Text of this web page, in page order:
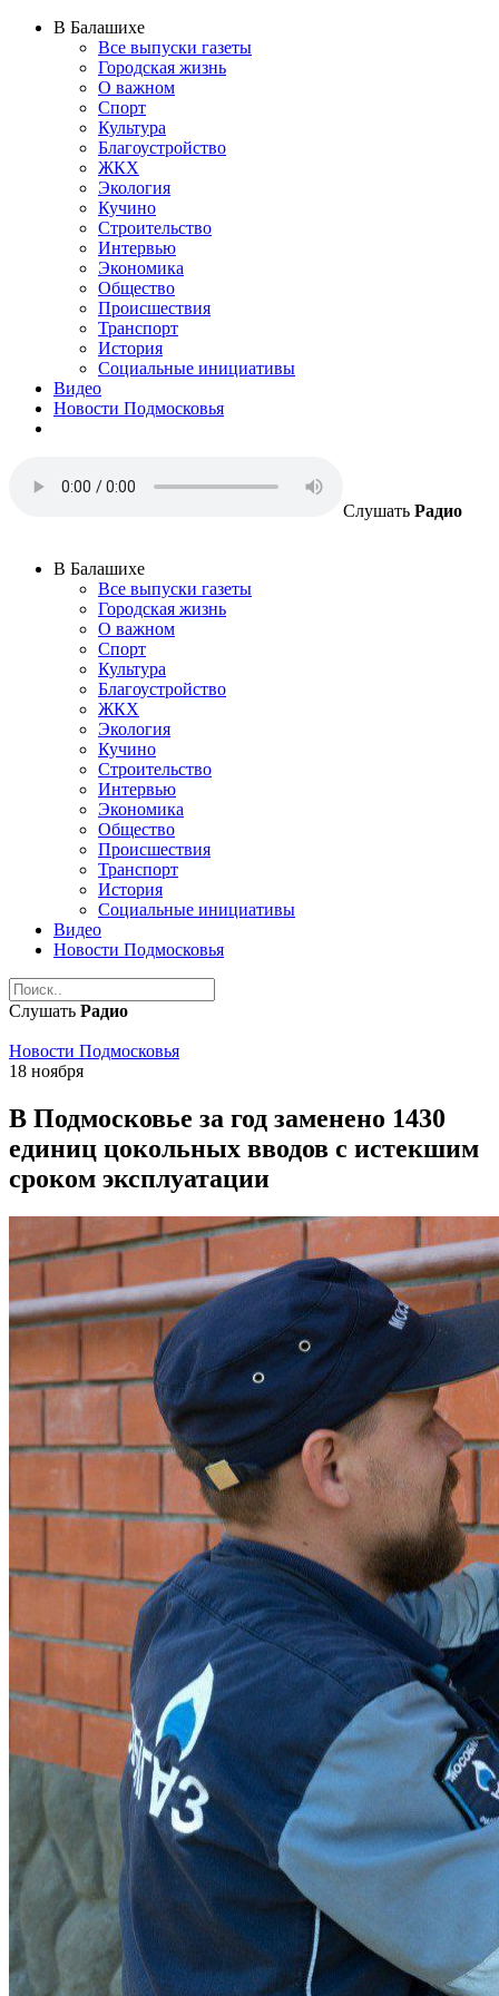
В Балашихе
Все выпуски газеты
Городская жизнь
О важном
Спорт
Культура
Благоустройство
ЖКХ
Экология
Кучино
Строительство
Интервью
Экономика
Общество
Происшествия
Транспорт
История
Социальные инициативы
Видео
Новости Подмосковья
Слушать Радио
В Балашихе
Все выпуски газеты
Городская жизнь
О важном
Спорт
Культура
Благоустройство
ЖКХ
Экология
Кучино
Строительство
Интервью
Экономика
Общество
Происшествия
Транспорт
История
Социальные инициативы
Видео
Новости Подмосковья
Слушать Радио
Новости Подмосковья
18 ноября
В Подмосковье за год заменено 1430
единиц цокольных вводов с истекшим
сроком эксплуатации